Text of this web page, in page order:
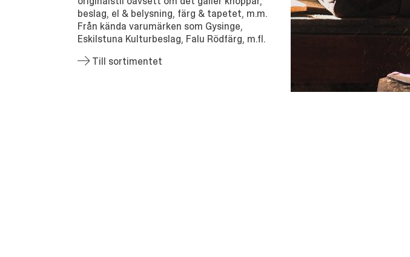
beslag, el & belysning, färg & tapetet, m.m.
Från kända varumärken som Gysinge,
Eskilstuna Kulturbeslag, Falu Rödfärg, m.fl.
Till sortimentet